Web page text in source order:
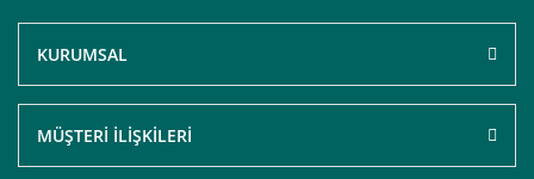
KURUMSAL
MÜŞTERİ İLİŞKİLERİ